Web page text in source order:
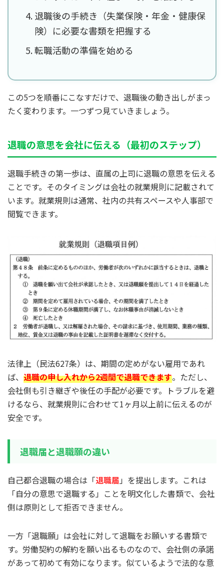
退職後の手続き（失業保険・年金・健康保
険）に必要な書類を把握する
転職活動の準備を始める
この5つを順番にこなすだけで、退職後の動き出しがまっ
たく変わります。一つずつ見ていきましょう。
退職の意思を会社に伝える（最初のステップ）
退職手続きの第一歩は、直属の上司に退職の意思を伝える
ことです。そのタイミングは会社の就業規則に記載されて
います。就業規則は通常、社内の共有スペースや人事部で
閲覧できます。
法律上（民法627条）は、期間の定めがない雇用であれ
ば、 退職の申し入れから2週間で退職できます。ただし、
会社側も引き継ぎや後任の手配が必要です。トラブルを避
けるなら、就業規則に合わせて1ヶ月以上前に伝えるのが
安全です。
退職届と退職願の違い
自己都合退職の場合は「退職届 」を提出します。これは
「自分の意思で退職する」ことを明文化した書類で、会社
側は原則として拒否できません。
一方「退職願」は会社に対して退職をお願いする書類で
す。労働契約の解約を願い出るものなので、会社側の承諾
があって初めて有効になります。似ているようで法的な意